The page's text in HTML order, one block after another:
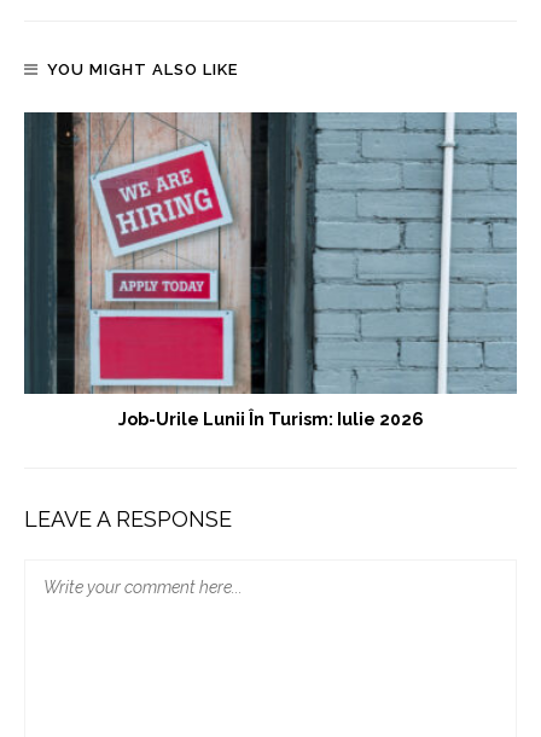
YOU MIGHT ALSO LIKE
Job-Urile Lunii În Turism: Iulie 2026
LEAVE A RESPONSE